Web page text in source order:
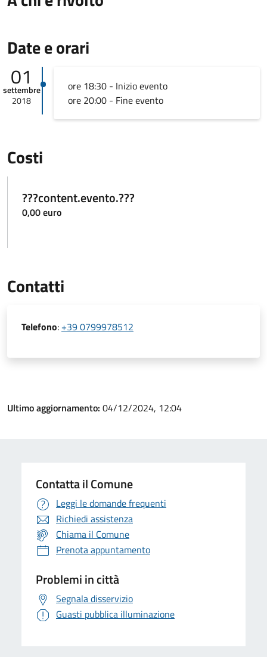
Date e orari
01
settembre
2018
ore 18:30 - Inizio evento
ore 20:00 - Fine evento
Costi
???content.evento.???
0,00 euro
Contatti
Telefono: +39 0799978512
Ultimo aggiornamento: 04/12/2024, 12:04
Contatta il Comune
Leggi le domande frequenti
Richiedi assistenza
Chiama il Comune
Prenota appuntamento
Problemi in città
Segnala disservizio
Guasti pubblica illuminazione